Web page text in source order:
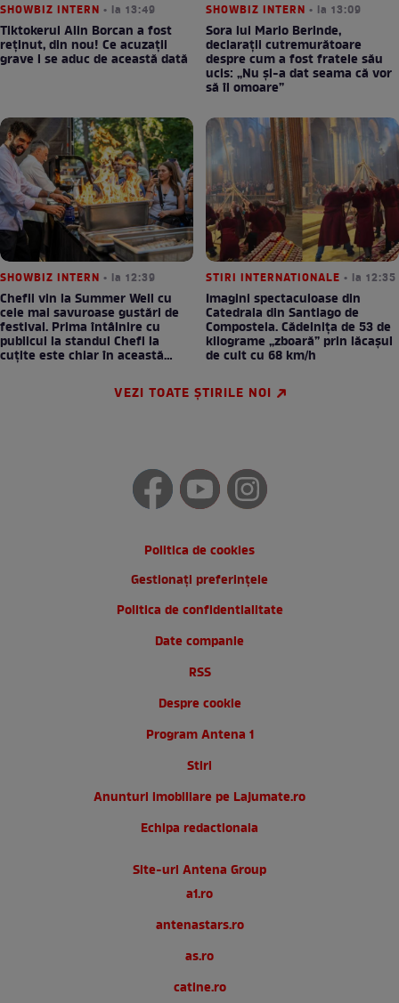
SHOWBIZ INTERN • la 13:49
Tiktokerul Alin Borcan a fost
reținut, din nou! Ce acuzații
grave i se aduc de această dată
SHOWBIZ INTERN • la 13:09
Sora lui Mario Berinde,
declarații cutremurătoare
despre cum a fost fratele său
ucis: „Nu și-a dat seama că vor
să îl omoare”
SHOWBIZ INTERN • la 12:39
Chefii vin la Summer Well cu
cele mai savuroase gustări de
festival. Prima întâlnire cu
publicul la standul Chefi la
cuțite este chiar în această
STIRI INTERNATIONALE • la 12:35
Imagini spectaculoase din
Catedrala din Santiago de
Compostela. Cădelnița de 53 de
kilograme „zboară” prin lăcașul
de cult cu 68 km/h
VEZI TOATE ȘTIRILE NOI
Politica de cookies
Gestionați preferințele
Politica de confidentialitate
Date companie
RSS
Despre cookie
Program Antena 1
Stiri
Anunturi imobiliare pe Lajumate.ro
Echipa redactionala
Site-uri Antena Group
a1.ro
antenastars.ro
as.ro
catine.ro